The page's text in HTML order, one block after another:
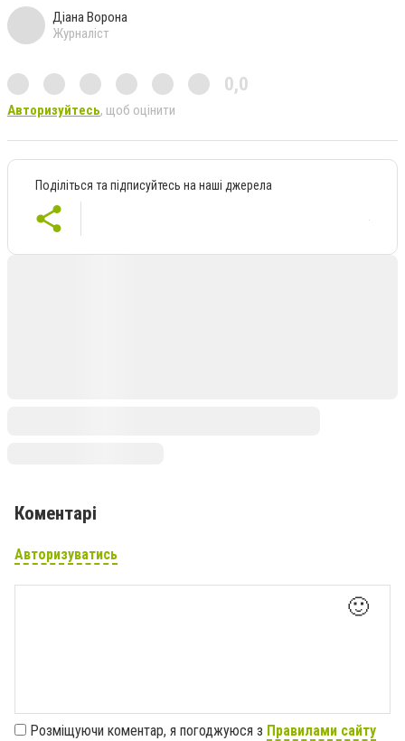
Діана Ворона
Журналіст
0,0
Авторизуйтесь, щоб оцінити
Поділіться та підписуйтесь на наші джерела
Коментарі
Авторизуватись
🙂
Розміщуючи коментар, я погоджуюся з Правилами сайту